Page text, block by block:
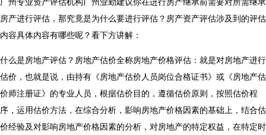
广州专业资产评估机构广州业勤建议你在进行房产继承前需要对所需继承
房产进行评估，那究竟是为什么要进行评估？房产资产评估涉及到的评估
内容具体内容有哪些呢？看下方讲解：
什么是房地产评估？房地产估价全称房地产价格评估：就是对房地产进行
估价，也就是说，由持有《房地产估价人员岗位合格证书》或《房地产估
价师注册证》的专业人员，根据估价目的，遵循估价原则，按照估价程
序，运用估价方法，在综合分析，影响房地产价格因素的基础上，结合估
价经验及对影响房地产价格因素的分析，对房地产的特定权益，在特定时